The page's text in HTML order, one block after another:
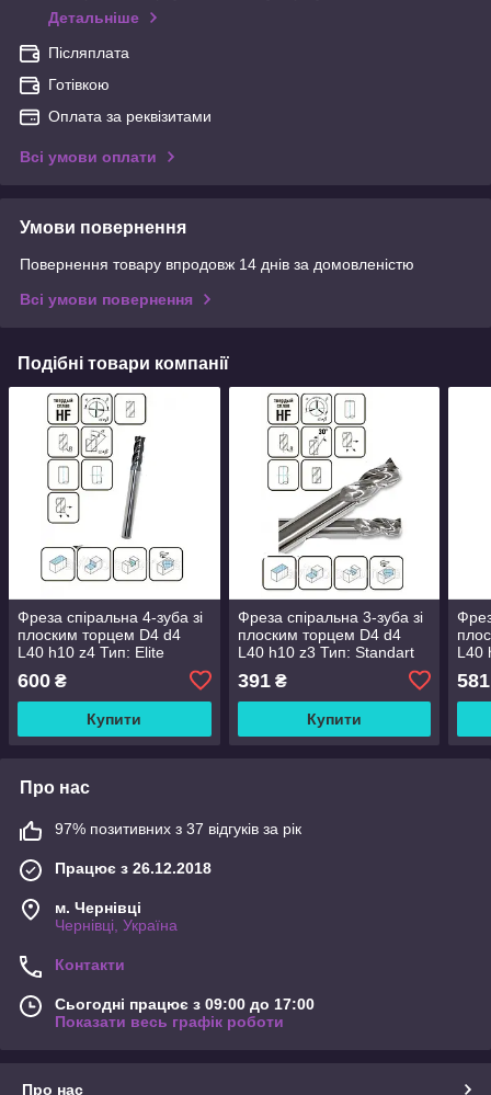
Детальніше
Післяплата
Готівкою
Оплата за реквізитами
Всі умови оплати
Умови повернення
Повернення товару впродовж 14 днів за домовленістю
Всі умови повернення
Подібні товари компанії
Фреза спіральна 4-зуба зі
плоским торцем D4 d4
L40 h10 z4 Тип: Elite
600 ₴
Купити
Фреза спіральна 3-зуба зі
плоским торцем D4 d4
L40 h10 z3 Тип: Standart
391₴
Купити
L40
581
Про нас
97% позитивних з 37 відгуків за рік
Працює з 26.12.2018
м. Чернівці
Чернівці, Україна
Контакти
Сьогодні працює з 09:00 до 17:00
Показати весь графік роботи
Про нас